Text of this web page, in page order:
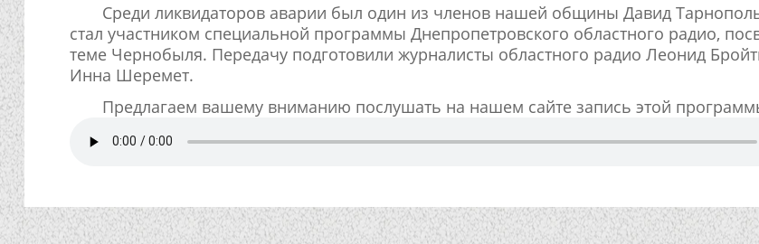
Среди ликвидаторов аварии был один из членов нашей общины Давид
стал участником специальной программы Днепропетровского областного радио,
теме Чернобыля. Передачу подготовили журналисты областного радио Леонид
Инна Шеремет.
Предлагаем вашему вниманию послушать на нашем сайте запись этой